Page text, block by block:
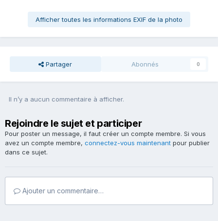
Afficher toutes les informations EXIF de la photo
Partager Abonnés 0
Il n’y a aucun commentaire à afficher.
Rejoindre le sujet et participer
Pour poster un message, il faut créer un compte membre. Si vous
avez un compte membre, connectez-vous maintenant pour publier
dans ce sujet.
Ajouter un commentaire…